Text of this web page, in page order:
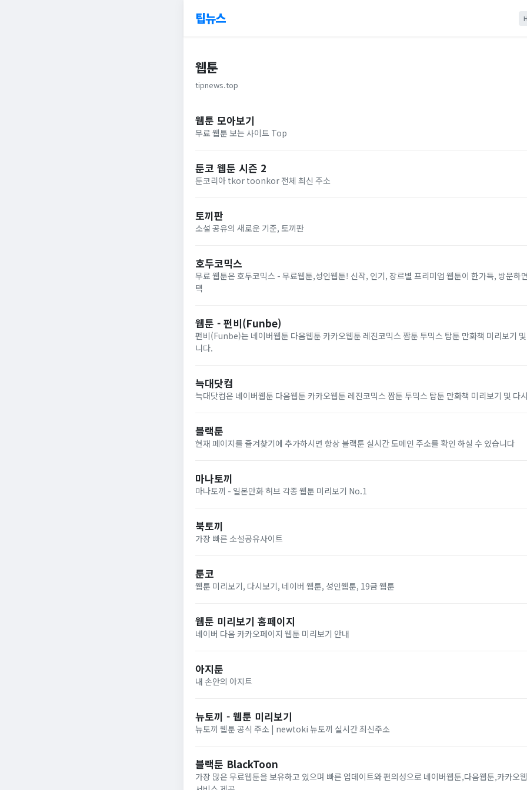
팁뉴스
웹툰
tipnews.top
웹툰 모아보기
무료 웹툰 보는 사이트 Top
툰코 웹툰 시즌 2
툰코리아 tkor toonkor 전체 최신 주소
토끼판
소설 공유의 새로운 기준, 토끼판
호두코믹스
무료 웹툰은 호두코믹스 - 무료웹툰,성인웹툰! 신작, 인기, 장르별 프리미엄 웹툰이 한가득, 방문하
택
웹툰 - 펀비(Funbe)
펀비(Funbe)는 네이버웹툰 다음웹툰 카카오웹툰 레진코믹스 짬툰 투믹스 탑툰 만화책 미리보기
니다.
늑대닷컴
늑대닷컴은 네이버웹툰 다음웹툰 카카오웹툰 레진코믹스 짬툰 투믹스 탑툰 만화책 미리보기 및 다
블랙툰
현재 페이지를 즐겨찾기에 추가하시면 항상 블랙툰 실시간 도메인 주소를 확인 하실 수 있습니다
마나토끼
마나토끼 - 일본만화 허브 각종 웹툰 미리보기 No.1
북토끼
가장 빠른 소설공유사이트
툰코
웹툰 미리보기, 다시보기, 네이버 웹툰, 성인웹툰, 19금 웹툰
웹툰 미리보기 홈페이지
네이버 다음 카카오페이지 웹툰 미리보기 안내
아지툰
내 손안의 아지트
뉴토끼 - 웹툰 미리보기
뉴토끼 웹툰 공식 주소 | newtoki 뉴토끼 실시간 최신주소
블랙툰 BlackToon
가장 많은 무료웹툰을 보유하고 있으며 빠른 업데이트와 편의성으로 네이버웹툰,다음웹툰,카카오